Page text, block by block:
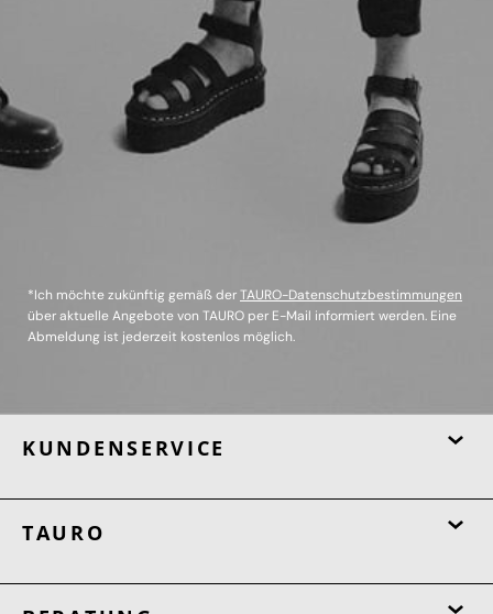
*Ich möchte zukünftig gemäß derTAURO-Datenschutzbestimmungen
über aktuelle Angebote von TAURO per E-Mail informiert werden. Eine
Abmeldung ist jederzeit kostenlos möglich.
KUNDENSERVICE
TAURO